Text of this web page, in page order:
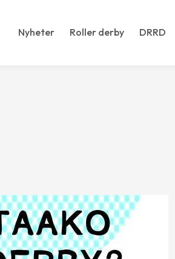
Nyheter Roller derby DRRD